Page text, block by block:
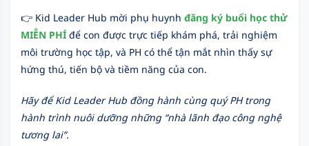
👉 Kid Leader Hub mời phụ huynh đăng ký buổi học thử
MIỄN PHÍ để con được trực tiếp khám phá, trải nghiệm
môi trường học tập, và PH có thể tận mắt nhìn thấy sự
hứng thú, tiến bộ và tiềm năng của con.
Hãy để Kid Leader Hub đồng hành cùng quý PH trong
hành trình nuôi dưỡng những “nhà lãnh đạo công nghệ
tương lai”.